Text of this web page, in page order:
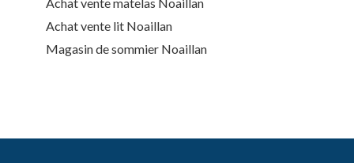
Achat vente lit Noaillan
Magasin de sommier Noaillan